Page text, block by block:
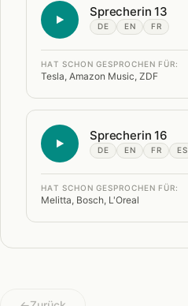
Sprecherin 13
DE EN FR
HAT SCHON GESPROCHEN FÜR:
Tesla, Amazon Music, ZDF
Sprecherin 16
DE EN FR ES
HAT SCHON GESPROCHEN FÜR:
Melitta, Bosch, L'Oreal